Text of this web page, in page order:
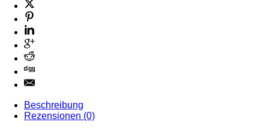
Beschreibung
Rezensionen (0)